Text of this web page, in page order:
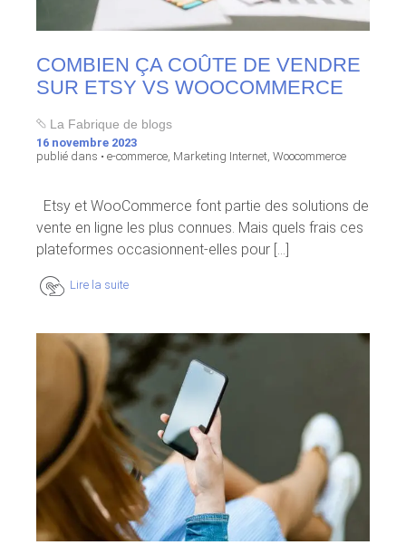
COMBIEN ÇA COÛTE DE VENDRE
SUR ETSY VS WOOCOMMERCE
La Fabrique de blogs
16 novembre 2023
publié dans • e-commerce, Marketing Internet, Woocommerce
Etsy et WooCommerce font partie des solutions de
vente en ligne les plus connues. Mais quels frais ces
plateformes occasionnent-elles pour [...]
Lire la suite